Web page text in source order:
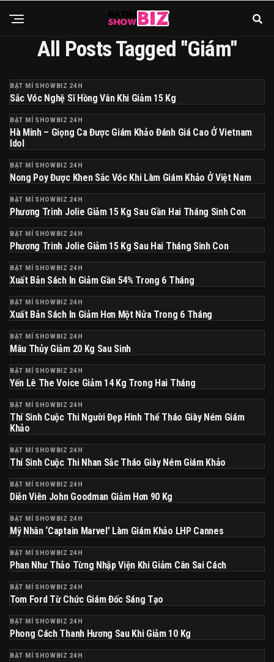
All Posts Tagged "giám"
BẬT MÍ SHOWBIZ 24H
Sắc Vóc Nghệ Sĩ Hồng Vân Khi Giảm 15 Kg
BẬT MÍ SHOWBIZ 24H
Hà Minh – Giọng Ca Được Giám Khảo Đánh Giá Cao Ở Vietnam
Idol
BẬT MÍ SHOWBIZ 24H
Nong Poy Được Khen Sắc Vóc Khi Làm Giám Khảo Ở Việt Nam
BẬT MÍ SHOWBIZ 24H
Phương Trinh Jolie Giảm 15 Kg Sau Gần Hai Tháng Sinh Con
BẬT MÍ SHOWBIZ 24H
Phương Trinh Jolie Giảm 15 Kg Sau Hai Tháng Sinh Con
BẬT MÍ SHOWBIZ 24H
Xuất Bản Sách In Giảm Gần 54% Trong 6 Tháng
BẬT MÍ SHOWBIZ 24H
Xuất Bản Sách In Giảm Hơn Một Nửa Trong 6 Tháng
BẬT MÍ SHOWBIZ 24H
Mâu Thủy Giảm 20 Kg Sau Sinh
BẬT MÍ SHOWBIZ 24H
Yến Lê The Voice Giảm 14 Kg Trong Hai Tháng
BẬT MÍ SHOWBIZ 24H
Thí Sinh Cuộc Thi Người Đẹp Hình Thể Tháo Giày Ném Giám
Khảo
BẬT MÍ SHOWBIZ 24H
Thí Sinh Cuộc Thi Nhan Sắc Tháo Giày Ném Giám Khảo
BẬT MÍ SHOWBIZ 24H
Diễn Viên John Goodman Giảm Hơn 90 Kg
BẬT MÍ SHOWBIZ 24H
Mỹ Nhân ‘Captain Marvel’ Làm Giám Khảo LHP Cannes
BẬT MÍ SHOWBIZ 24H
Phan Như Thảo Từng Nhập Viện Khi Giảm Cân Sai Cách
BẬT MÍ SHOWBIZ 24H
Tom Ford Từ Chức Giám Đốc Sáng Tạo
BẬT MÍ SHOWBIZ 24H
Phong Cách Thanh Hương Sau Khi Giảm 10 Kg
BẬT MÍ SHOWBIZ 24H